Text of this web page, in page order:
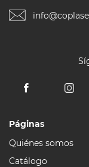
Páginas
Quiénes somos
Catálogo